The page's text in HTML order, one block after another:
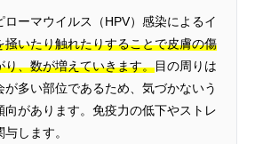
ローマウイルス（HPV）感染によるイ
掻いたり触れたりすることで皮膚の傷
り、数が増えていきます。目の周りは
が多い部位であるため、気づかないう
向があります。免疫力の低下やストレ
します。